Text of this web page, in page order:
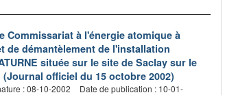
Commissariat à l'énergie atomique à
de démantèlement de l'installation
située sur le site de Saclay sur le
officiel du 15 octobre 2002)
: 08-10-2002
Date de publication : 10-01-